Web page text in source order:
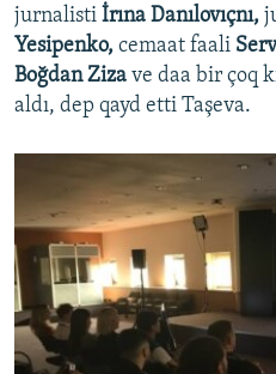
jurnalisti İrına Danılovıçnı,
Yesipenko, cemaat faali
Boğdan Ziza ve daa bir çoq
aldı, dep qayd etti Taşeva.